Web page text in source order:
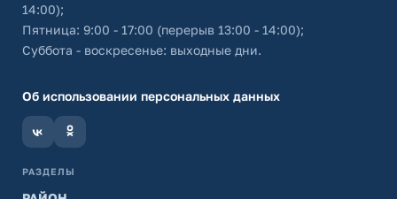
14:00);
Пятница: 9:00 - 17:00 (перерыв 13:00 - 14:00);
Суббота - воскресенье: выходные дни.
Об использовании персональных данных
РАЗДЕЛЫ